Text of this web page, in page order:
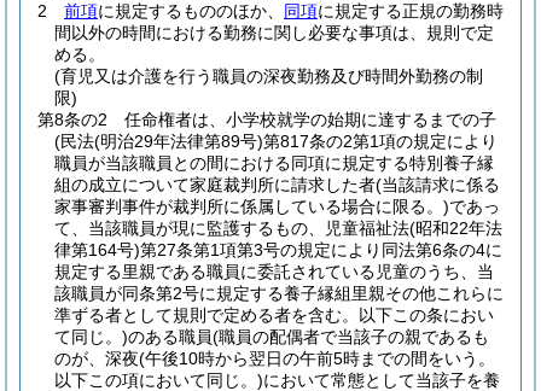
2
前項に規定するもののほか、 同項に規定する正規の勤務時
間以外の時間における勤務に関し必要な事項は、規則で定
める。
(育児又は介護を行う職員の深夜勤務及び時間外勤務の制
限)
第8条の2
任命権者は、小学校就学の始期に達するまでの子
(民法(明治29年法律第89号)第817条の2第1項の規定により
職員が当該職員との間における同項に規定する特別養子縁
組の成立について家庭裁判所に請求した者(当該請求に係る
家事審判事件が裁判所に係属している場合に限る。)であっ
て、当該職員が現に監護するもの、児童福祉法(昭和22年法
律第164号)第27条第1項第3号の規定により同法第6条の4に
規定する里親である職員に委託されている児童のうち、当
該職員が同条第2号に規定する養子縁組里親その他これらに
準ずる者として規則で定める者を含む。以下この条におい
て同じ。)のある職員(職員の配偶者で当該子の親であるも
のが、深夜(午後10時から翌日の午前5時までの間をいう。
以下この項において同じ。)において常態として当該子を養